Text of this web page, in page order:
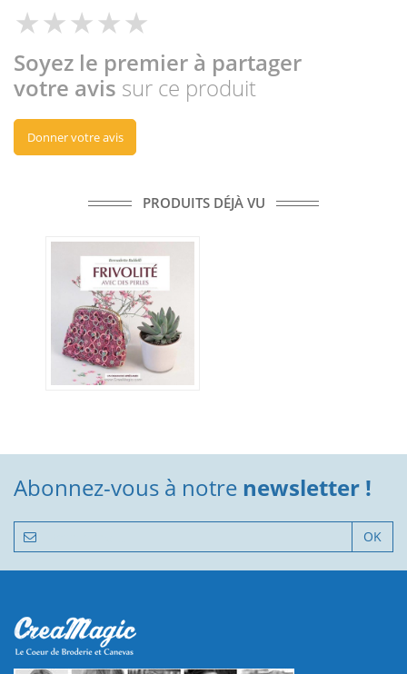
Soyez le premier à partager
votre avis sur ce produit
Donner votre avis
PRODUITS DÉJÀ VU
Abonnez-vous à notre newsletter !
OK